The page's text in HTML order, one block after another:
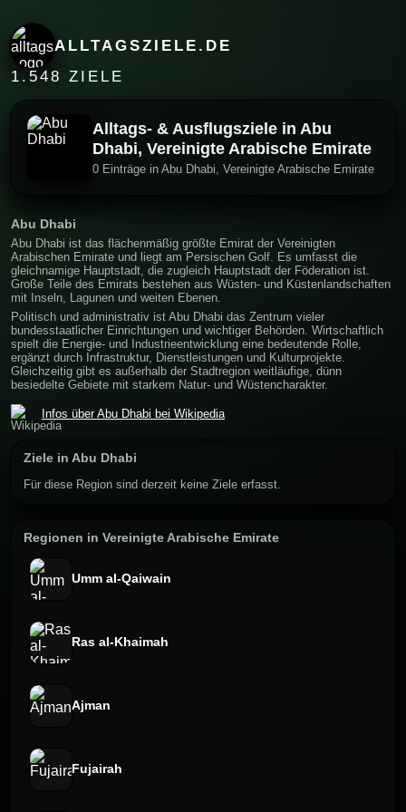
ALLTAGSZIELE.DE
1.548 ZIELE
Alltags- & Ausflugsziele in Abu
Dhabi, Vereinigte Arabische Emirate
0 Einträge in Abu Dhabi, Vereinigte Arabische Emirate
Abu Dhabi
Abu Dhabi ist das flächenmäßig größte Emirat der Vereinigten
Arabischen Emirate und liegt am Persischen Golf. Es umfasst die
gleichnamige Hauptstadt, die zugleich Hauptstadt der Föderation ist.
Große Teile des Emirats bestehen aus Wüsten- und Küstenlandschaften
mit Inseln, Lagunen und weiten Ebenen.
Politisch und administrativ ist Abu Dhabi das Zentrum vieler
bundesstaatlicher Einrichtungen und wichtiger Behörden. Wirtschaftlich
spielt die Energie- und Industrieentwicklung eine bedeutende Rolle,
ergänzt durch Infrastruktur, Dienstleistungen und Kulturprojekte.
Gleichzeitig gibt es außerhalb der Stadtregion weitläufige, dünn
besiedelte Gebiete mit starkem Natur- und Wüstencharakter.
Infos über Abu Dhabi bei Wikipedia
Ziele in Abu Dhabi
Für diese Region sind derzeit keine Ziele erfasst.
Regionen in Vereinigte Arabische Emirate
Umm al-Qaiwain
Ras al-Khaimah
Ajman
Fujairah